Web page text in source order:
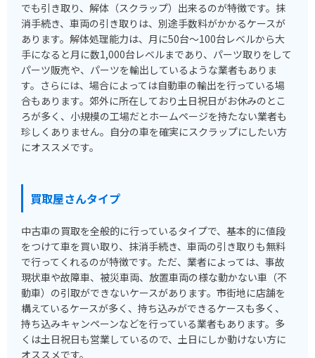
でも引き取り、解体（スクラップ）出来るのが特徴です。抹
消手続き、車両の引き取りは、別途手数料がかかるケースが
あります。解体処理能力は、月に50台～100台レベルから大
手になると月に数1,000台レベルまであり、パーツ取りをして
パーツ販売や、パーツを輸出しているような業者もありま
す。さらには、場合によっては自動車の輸出を行っている場
合もあります。郊外に所在しており土日祝日がお休みのとこ
ろが多く、小規模の工場だとホームページを持たない業者も
珍しくありません。自分の車を確実にスクラップにしたい方
にオススメです。
買取屋さんタイプ
中古車の買取を全般的に行っているタイプで、基本的に値段
をつけて車を買い取り、抹消手続き、車両の引き取りも無料
で行ってくれるのが特徴です。ただ、業者によっては、事故
現状車や故障車、被災車両、放置車両の様な動かない車（不
動車）の引取ができないケースがあります。市街地に店舗を
構えているケースが多く、持ち込みができるケースも多く、
持ち込みキャンペーンなどを行っている業者もあります。多
くは土日祝日も営業しているので、土日にしか動けない方に
オススメです。